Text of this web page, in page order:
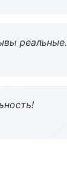
реальные.